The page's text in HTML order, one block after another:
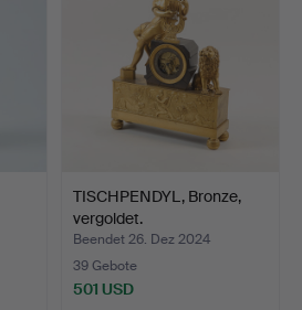
TISCHPENDYL, Bronze,
vergoldet.
Beendet 26. Dez 2024
39 Gebote
501 USD